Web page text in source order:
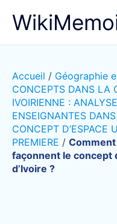
Accueil / Géographie
CONCEPTS DANS LA
IVOIRIENNE :
ENSEIGNANTES
CONCEPT D’ESPACE
PREMIERE /
façonnent le concept
d’Ivoire ?